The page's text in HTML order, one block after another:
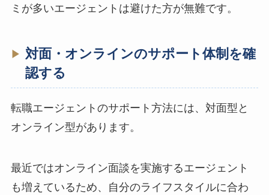
ミが多いエージェントは避けた方が無難です。
対面・オンラインのサポート体制を確
認する
転職エージェントのサポート方法には、対面型と
オンライン型があります。
最近ではオンライン面談を実施するエージェント
も増えているため、自分のライフスタイルに合わ